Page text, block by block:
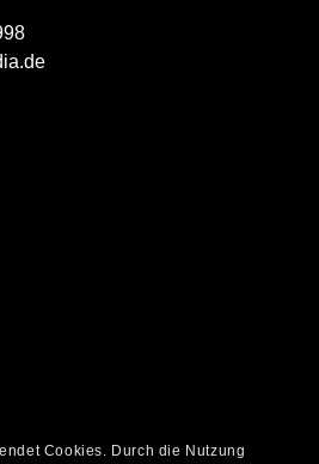
Cookies. Durch die Nutzung